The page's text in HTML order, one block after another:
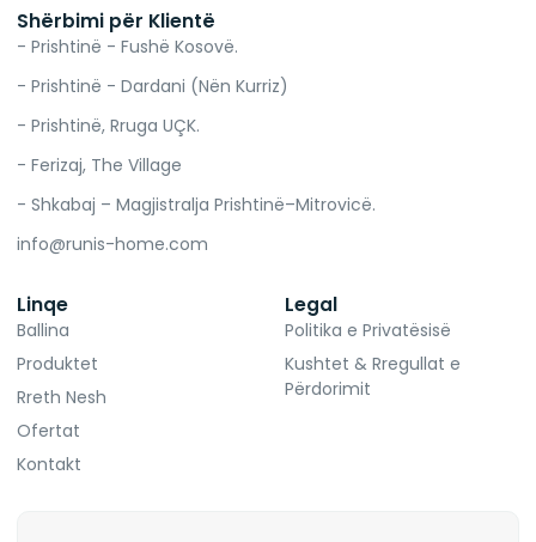
Shërbimi për Klientë
- Prishtinë - Fushë Kosovë.
- Prishtinë - Dardani (Nën Kurriz)
- Prishtinë, Rruga UÇK.
- Ferizaj, The Village
- Shkabaj – Magjistralja Prishtinë–Mitrovicë.
info@runis-home.com
Linqe
Ballina
Produktet
Rreth Nesh
Ofertat
Kontakt
Legal
Politika e Privatësisë
Kushtet & Rregullat e
Përdorimit